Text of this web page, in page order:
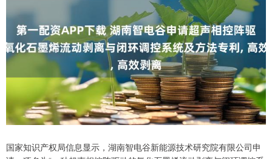
国家知识产权局信息显示，湖南智电谷新能源技术研究院有限公司申